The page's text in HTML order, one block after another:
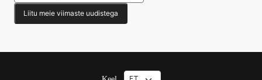
Liitu meie viimaste uudistega